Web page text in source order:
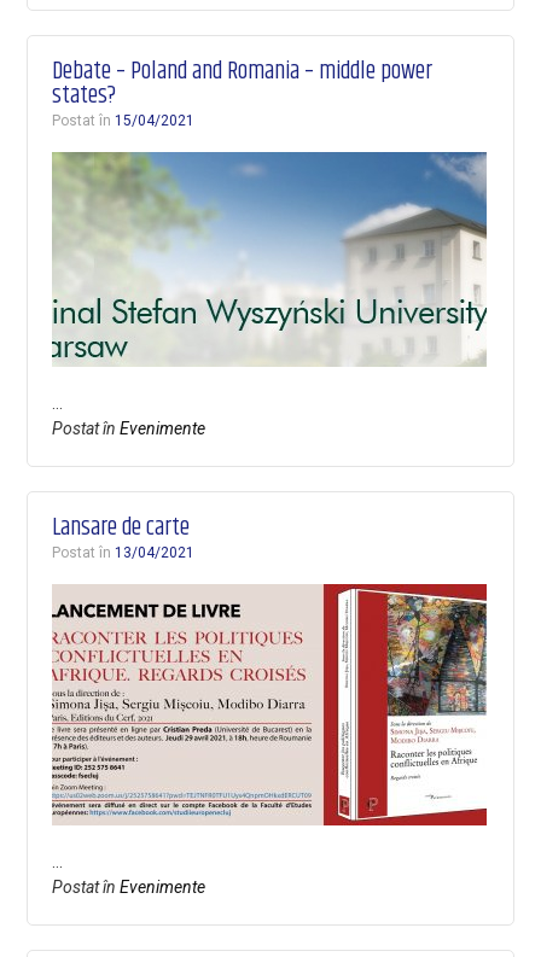
Debate – Poland and Romania – middle power
states?
Postat în 15/04/2021
Postat înEvenimente
Lansare de carte
Postat în 13/04/2021
Postat înEvenimente